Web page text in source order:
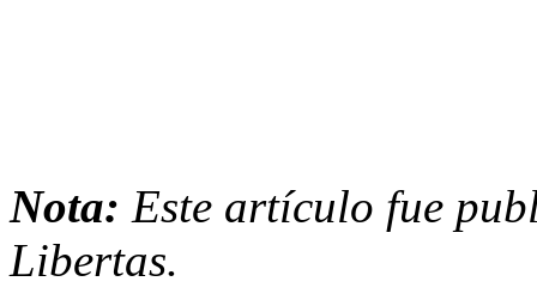
Nota: Este artículo fue
Libertas.